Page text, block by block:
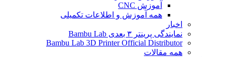
آموزش CNC
همه آموزش و اطلاعات تکمیلی
اخبار
نمایندگی پرینتر ۳ بعدی Bambu Lab
Bambu Lab 3D Printer Official Distributor
همه مقالات